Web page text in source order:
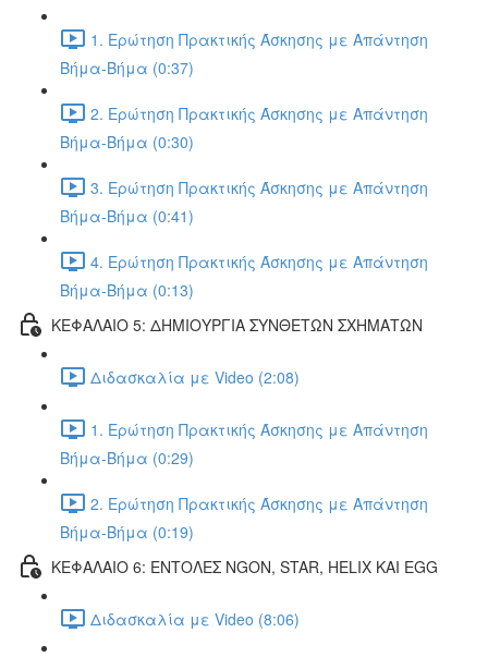
1. Ερώτηση Πρακτικής Άσκησης με Απάντηση
Βήμα-Βήμα (0:37)
2. Ερώτηση Πρακτικής Άσκησης με Απάντηση
Βήμα-Βήμα (0:30)
3. Ερώτηση Πρακτικής Άσκησης με Απάντηση
Βήμα-Βήμα (0:41)
4. Ερώτηση Πρακτικής Άσκησης με Απάντηση
Βήμα-Βήμα (0:13)
ΚΕΦΑΛΑΙΟ 5: ΔΗΜΙΟΥΡΓΙΑ ΣΥΝΘΕΤΩΝ ΣΧΗΜΑΤΩΝ
Διδασκαλία με Video (2:08)
1. Ερώτηση Πρακτικής Άσκησης με Απάντηση
Βήμα-Βήμα (0:29)
2. Ερώτηση Πρακτικής Άσκησης με Απάντηση
Βήμα-Βήμα (0:19)
ΚΕΦΑΛΑΙΟ 6: ΕΝΤΟΛΕΣ NGON, STAR, HELIX ΚΑΙ EGG
Διδασκαλία με Video (8:06)